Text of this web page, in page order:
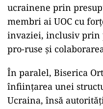
ucrainene prin
membri ai UOC cu
invaziei, inclusiv prin
pro-ruse și
În paralel, Biserica
înființarea unei
Ucraina, însă